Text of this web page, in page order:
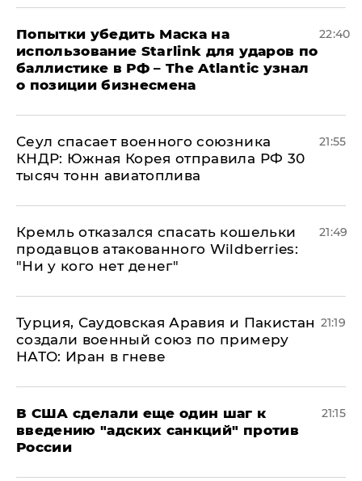
Попытки убедить Маска на
использование Starlink для ударов по
баллистике в РФ – The Atlantic узнал
о позиции бизнесмена
22:40
​Сеул спасает военного союзника
КНДР: Южная Корея отправила РФ 30
тысяч тонн авиатоплива
21:55
Кремль отказался спасать кошельки
продавцов атакованного Wildberries:
"Ни у кого нет денег"
21:49
Турция, Саудовская Аравия и Пакистан
создали военный союз по примеру
НАТО: Иран в гневе
21:19
В США сделали еще один шаг к
введению "адских санкций" против
России
21:15